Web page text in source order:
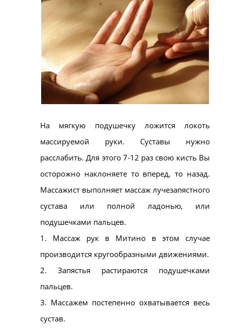
На мягкую подушечку ложится локоть
массируемой руки. Суставы нужно
расслабить. Для этого 7-12 раз свою кисть Вы
осторожно наклоняете то вперед, то назад.
Массажист выполняет массаж лучезапястного
сустава или полной ладонью, или
подушечками пальцев.
1. Массаж рук в Митино в этом случае
производится кругообразными движениями.
2. Запястья растираются подушечками
пальцев.
3. Массажем постепенно охватывается весь
сустав.